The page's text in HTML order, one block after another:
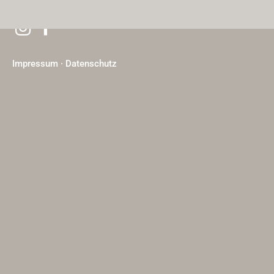
Impressum · Datenschutz